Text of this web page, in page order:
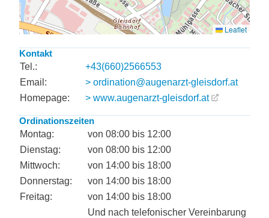
Kontakt
Tel.:
+43(660)2566553
Email:
> ordination@augenarzt-gleisdorf.at
Homepage:
> www.augenarzt-gleisdorf.at
Ordinationszeiten
Montag:
von 08:00 bis 12:00
Dienstag:
von 08:00 bis 12:00
Mittwoch:
von 14:00 bis 18:00
Donnerstag:
von 14:00 bis 18:00
Freitag:
von 14:00 bis 18:00
Und nach telefonischer Vereinbarung